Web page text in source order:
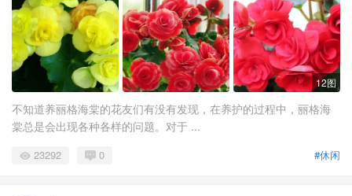
12图
不知道养丽格海棠的花友们有没有发现，在养护的过程中，丽格海
棠总是会出现各种各样的问题。对于 ...
#休闲
23292 0